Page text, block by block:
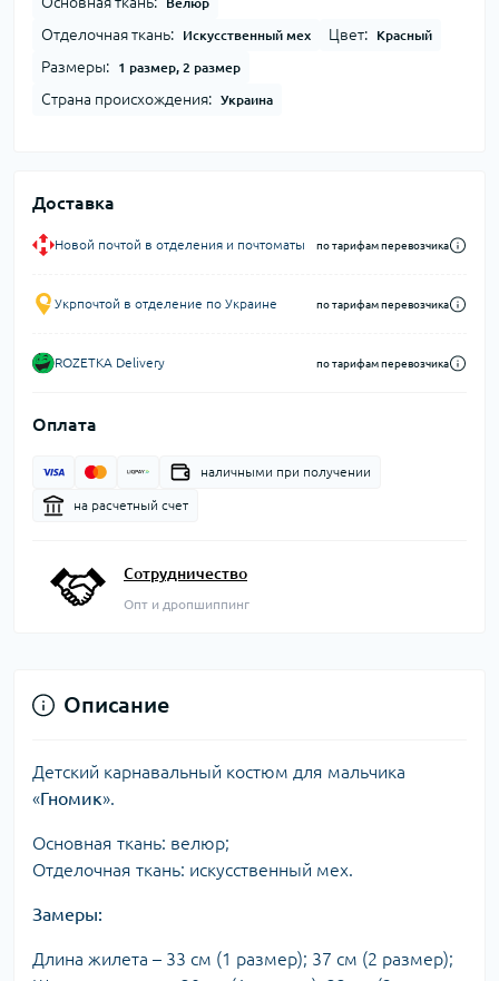
Отделочная ткань: Искусственный мех Цвет: Красный
Размеры: 1 размер, 2 размер
Страна происхождения: Украина
Доставка
Новой почтой в отделения и почтоматы по тарифам перевозчика
Укрпочтой в отделение по Украине по тарифам перевозчика
ROZETKA Delivery по тарифам перевозчика
Оплата
наличными при получении
на расчетный счет
Сотрудничество
Опт и дропшиппинг
Описание
Детский карнавальный костюм для мальчика
«Гномик».
Основная ткань: велюр;
Отделочная ткань: искусственный мех.
Замеры:
Длина жилета – 33 см (1 размер); 37 см (2 размер);